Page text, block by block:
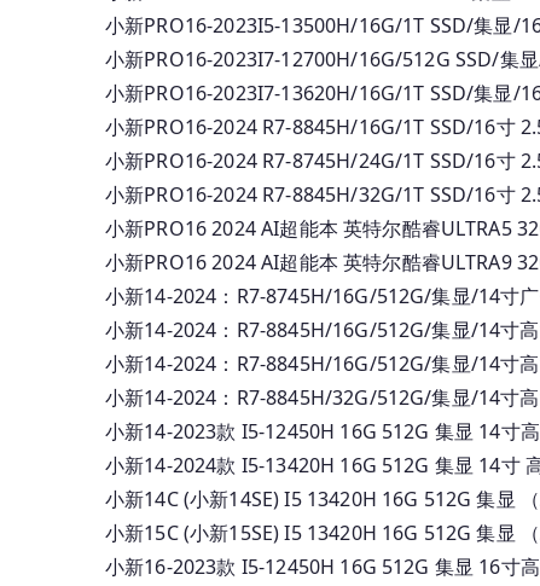
小新PRO16-2023I5-13500H/16G/1T SSD/集显/
小新PRO16-2023I7-12700H/16G/512G SSD/集
小新PRO16-2023I7-13620H/16G/1T SSD/集显/
小新PRO16-2024 R7-8845H/16G/1T SSD/16寸
小新PRO16-2024 R7-8745H/24G/1T SSD/16寸
小新PRO16-2024 R7-8845H/32G/1T SSD/16寸
小新PRO16 2024 AI超能本 英特尔酷睿ULTRA5
小新PRO16 2024 AI超能本 英特尔酷睿ULTRA9
小新14-2024：R7-8745H/16G/512G/集显/14寸
小新14-2024：R7-8845H/16G/512G/集显/14寸
小新14-2024：R7-8845H/16G/512G/集显/14寸
小新14-2024：R7-8845H/32G/512G/集显/14寸
小新14-2023款 I5-12450H 16G 512G 集显 14寸
小新14-2024款 I5-13420H 16G 512G 集显 14寸
小新14C (小新14SE) I5 13420H 16G 512G 集显
小新15C (小新15SE) I5 13420H 16G 512G 集显
小新16-2023款 I5-12450H 16G 512G 集显 16寸